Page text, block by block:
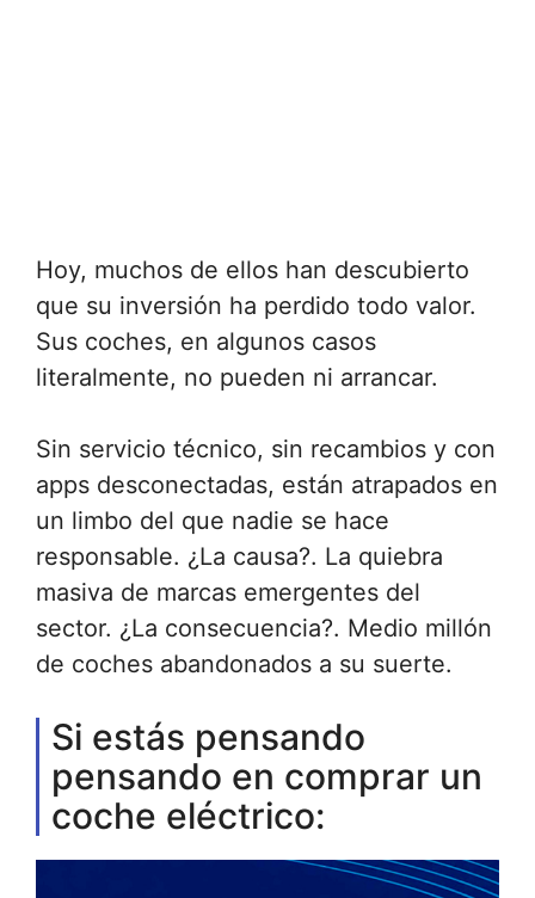
Hoy, muchos de ellos han descubierto
que su inversión ha perdido todo valor.
Sus coches, en algunos casos
literalmente, no pueden ni arrancar.
Sin servicio técnico, sin recambios y con
apps desconectadas, están atrapados en
un limbo del que nadie se hace
responsable. ¿La causa?. La quiebra
masiva de marcas emergentes del
sector. ¿La consecuencia?. Medio millón
de coches abandonados a su suerte.
Si estás pensando
pensando en comprar un
coche eléctrico: